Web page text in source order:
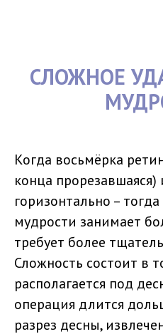
СЛОЖНОЕ
Когда восьмёрка
конца прорезавшаяся)
горизонтально –
мудрости занимает
требует более
Сложность состоит в
располагается под
операция длится
разрез десны,